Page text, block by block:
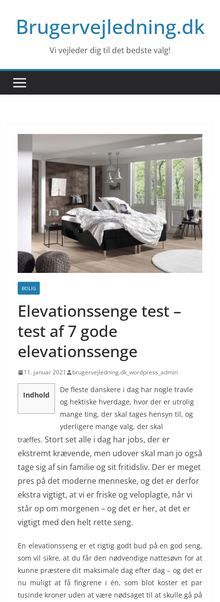
contentBrugervejledning.dk
Vi vejleder dig til det bedste valg!
BOLIG
Elevationssenge test –
test af 7 gode
elevationssenge
11. januar 2021 brugervejledning.dk_wordpress_admin
Indhold
De fleste danskere i dag har nogle travle
og hektiske hverdage, hvor der er utrolig
mange ting, der skal tages hensyn til, og
yderligere mange valg, der skal
træffes. Stort set alle i dag har jobs, der er
ekstremt krævende, men udover skal man jo også
tage sig af sin familie og sit fritidsliv. Der er meget
pres på det moderne menneske, og det er derfor
ekstra vigtigt, at vi er friske og veloplagte, når vi
står op om morgenen – og det er her, at det er
vigtigt med den helt rette seng.
En elevationsseng er et rigtig godt bud på en god seng,
som vil sikre, at du får den nødvendige nattesøvn for at
kunne præstere dit maksimale dag efter dag – og det er
nu muligt at få fingrene i én, som blot koster et par
tusinde kroner uden at være nødsaget til at skulle gå på